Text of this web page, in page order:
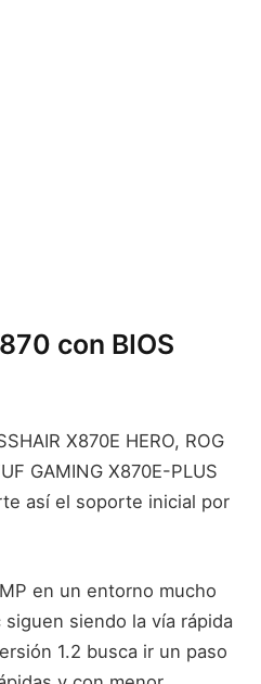
con BIOS
X870E HERO, ROG
GAMING X870E-PLUS
así el soporte inicial por
en un entorno mucho
siendo la vía rápida
1.2 busca ir un paso